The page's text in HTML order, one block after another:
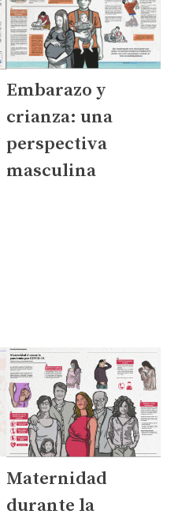
Embarazo y
crianza: una
perspectiva
masculina
Maternidad
durante la